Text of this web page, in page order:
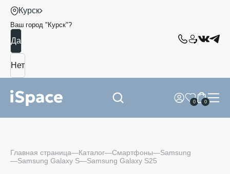
Курск
Ваш город " Курск"?
0 0
Главная страница Каталог Смартфоны
Samsung
Samsung Galaxy S
Samsung Galaxy S25